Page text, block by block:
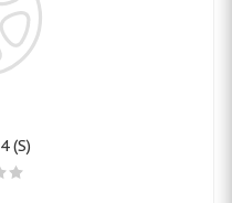
(S)